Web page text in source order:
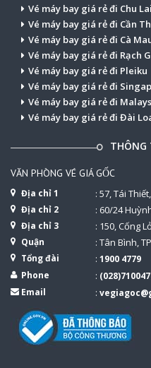
Vé máy bay giá rẻ đi Chu Lai
Vé máy bay giá rẻ đi Cần
Vé máy bay giá rẻ đi Cà
Vé máy bay giá rẻ đi Rạch
Vé máy bay giá rẻ đi Pleiku
Vé máy bay giá rẻ đi
Vé máy bay giá rẻ đi
Vé máy bay giá rẻ đi Đài
THÔNG
VĂN PHÒNG VÉ GIÁ GỐC
Địa chỉ 1 : 57, Tái
Địa chỉ 2 : 60/24
Địa chỉ 3 : 150, Cống
Quận : Tân Bình,
Tổng đài : 1900 4779
Phone
:
Email
: